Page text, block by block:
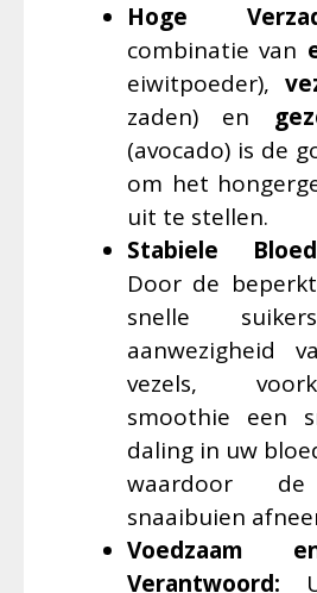
Hoge
combinatie van
eiwitpoeder),
zaden) en
(avocado) is de
om het
uit te stellen.
Stabiele
Door de
snelle
aanwezigheid
vezels,
smoothie een
daling in uw
waardoor
snaaibuien
Voedzaam
Verantwoord: